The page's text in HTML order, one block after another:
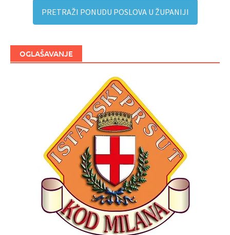
PRETRAŽI PONUDU POSLOVA U ŽUPANIJI
OGLAŠAVANJE